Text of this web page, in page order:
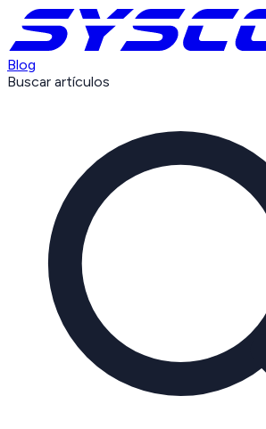
Blog
Buscar artículos